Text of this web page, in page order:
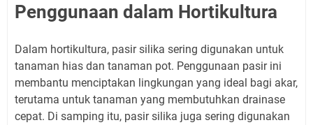
Penggunaan dalam Hortikultura
Dalam hortikultura, pasir silika sering digunakan untuk
tanaman hias dan tanaman pot. Penggunaan pasir ini
membantu menciptakan lingkungan yang ideal bagi akar,
terutama untuk tanaman yang membutuhkan drainase
cepat. Di samping itu, pasir silika juga sering digunakan